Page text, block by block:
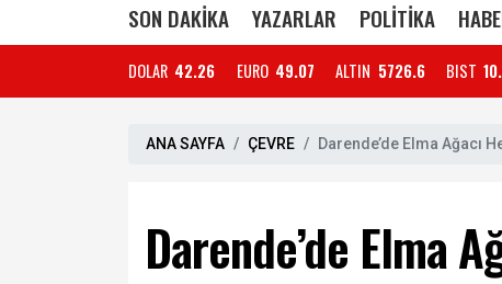
SON DAKİKA YAZARLAR POLİTİKA
DOLAR 42.26 EURO 49.07 ALTIN 5726.6 BIST
ANA SAYFA ÇEVRE Darende’de Elma Ağacı
Darende’de Elma